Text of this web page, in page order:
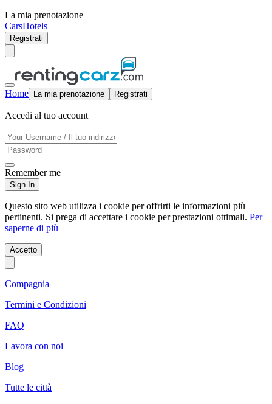
La mia prenotazione
CarsHotels
Registrati
Home La mia prenotazione Registrati
Accedi al tuo account
Remember me
Sign In
Questo sito web utilizza i cookie per offrirti le informazioni più
pertinenti. Si prega di accettare i cookie per prestazioni ottimali. Per
saperne di più
Accetto
Compagnia
Termini e Condizioni
FAQ
Lavora con noi
Blog
Tutte le città